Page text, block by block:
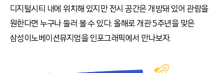
디지털시티 내에 위치해 있지만 전시 공간은 개방돼 있어 관람을
원한다면 누구나 둘러 볼 수 있다. 올해로 개관 5주년을 맞은
삼성이노베이션뮤지엄을 인포그래픽에서 만나보자.